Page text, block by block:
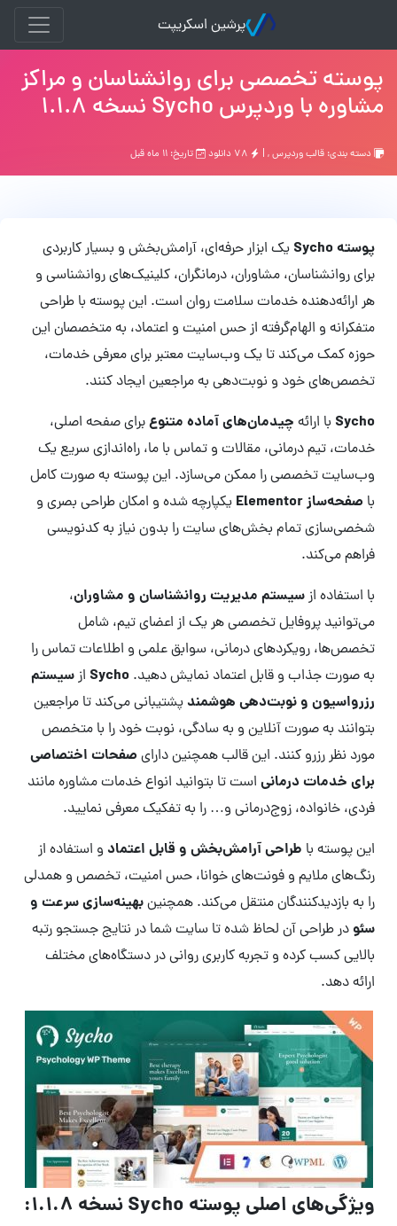
پرشین اسکریپت
پوسته تخصصی برای روانشناسان و مراکز
مشاوره با وردپرس Sycho نسخه 1.1.8
دسته بندی: قالب وردپرس, | تاریخ: ۱۱ ماه قبل
پوسته Sycho
یک ابزار حرفه‌ای، آرامش‌بخش و بسیار کاربردی
برای روانشناسان، مشاوران، درمانگران، کلینیک‌های روانشناسی و
هر ارائه‌دهنده خدمات سلامت روان است. این پوسته با طراحی
متفکرانه و الهام‌گرفته از حس امنیت و اعتماد، به متخصصان این
حوزه کمک می‌کند تا یک وب‌سایت معتبر برای معرفی خدمات،
تخصص‌های خود و نوبت‌دهی به مراجعین ایجاد کنند.
Sycho با ارائه چیدمان‌های آماده متنوعبرای صفحه اصلی،
خدمات، تیم درمانی، مقالات و تماس با ما، راه‌اندازی سریع یک
وب‌سایت تخصصی را ممکن می‌سازد. این پوسته به صورت کامل
با صفحه‌ساز Elementor
یکپارچه شده و امکان طراحی بصری و
شخصی‌سازی تمام بخش‌های سایت را بدون نیاز به کدنویسی
فراهم می‌کند.
با استفاده ازسیستم مدیریت روانشناسان و مشاوران،
می‌توانید پروفایل تخصصی هر یک از اعضای تیم، شامل
تخصص‌ها، رویکردهای درمانی، سوابق علمی و اطلاعات تماس را
به صورت جذاب و قابل اعتماد نمایش دهید. Sycho ازسیستم
رزرواسیون و نوبت‌دهی هوشمند پشتیبانی می‌کند تا مراجعین
بتوانند به صورت آنلاین و به سادگی، نوبت خود را با متخصص
مورد نظر رزرو کنند. این قالب همچنین دارای صفحات اختصاصی
برای خدمات درمانی است تا بتوانید انواع خدمات مشاوره مانند
فردی، خانواده، زوج‌درمانی و… را به تفکیک معرفی نمایید.
این پوسته با طراحی آرامش‌بخش و قابل اعتماد و استفاده از
رنگ‌های ملایم و فونت‌های خوانا، حس امنیت، تخصص و همدلی
را به بازدیدکنندگان منتقل می‌کند. همچنینبهینه‌سازی سرعت و
سئو در طراحی آن لحاظ شده تا سایت شما در نتایج جستجو رتبه
بالایی کسب کرده و تجربه کاربری روانی در دستگاه‌های مختلف
ارائه دهد.
ویژگی‌های اصلی پوسته Sycho نسخه 1.1.8: